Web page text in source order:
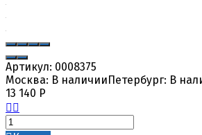
Артикул: 0008375
Москва: В наличииПетербург: В
13 140 Р